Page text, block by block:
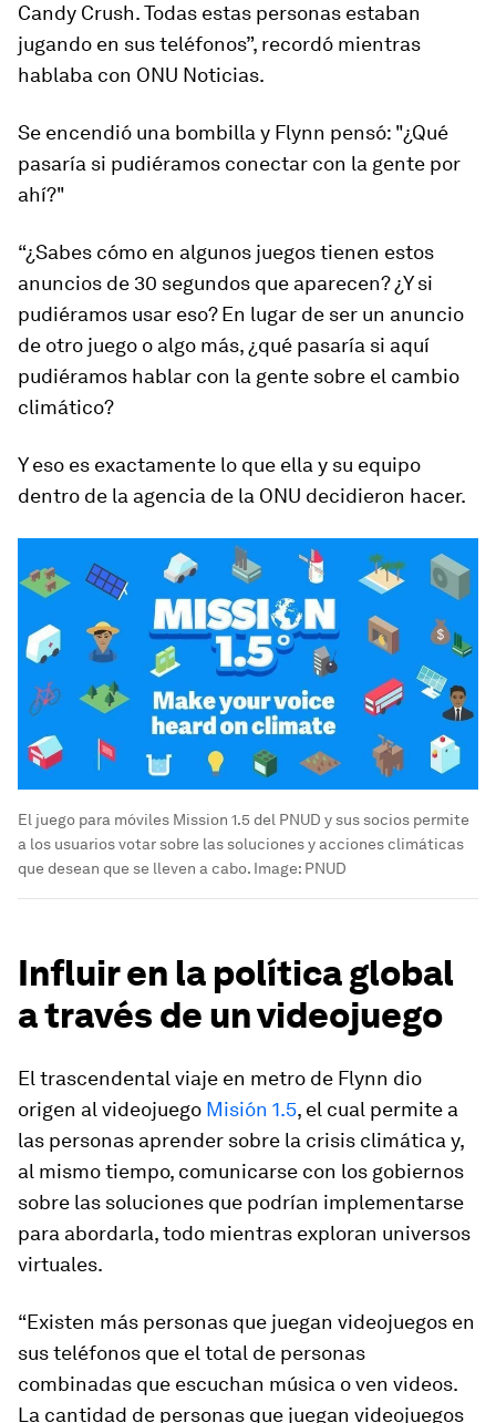
Candy Crush. Todas estas personas estaban
jugando en sus teléfonos”, recordó mientras
hablaba con ONU Noticias.
Se encendió una bombilla y Flynn pensó: "¿Qué
pasaría si pudiéramos conectar con la gente por
ahí?"
“¿Sabes cómo en algunos juegos tienen estos
anuncios de 30 segundos que aparecen? ¿Y si
pudiéramos usar eso? En lugar de ser un anuncio
de otro juego o algo más, ¿qué pasaría si aquí
pudiéramos hablar con la gente sobre el cambio
climático?
Y eso es exactamente lo que ella y su equipo
dentro de la agencia de la ONU decidieron hacer.
El juego para móviles Mission 1.5 del PNUD y sus socios permite
a los usuarios votar sobre las soluciones y acciones climáticas
que desean que se lleven a cabo. Image: PNUD
Influir en la política global
a través de un videojuego
El trascendental viaje en metro de Flynn dio
origen al videojuego Misión 1.5, el cual permite a
las personas aprender sobre la crisis climática y,
al mismo tiempo, comunicarse con los gobiernos
sobre las soluciones que podrían implementarse
para abordarla, todo mientras exploran universos
virtuales.
“Existen más personas que juegan videojuegos en
sus teléfonos que el total de personas
combinadas que escuchan música o ven videos.
La cantidad de personas que juegan videojuegos